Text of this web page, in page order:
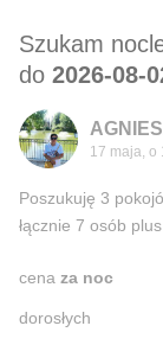
Szukam
do 2026-08-
17 maja, o
Poszukuję 3
łącznie 7 osób
cena za noc
dorosłych